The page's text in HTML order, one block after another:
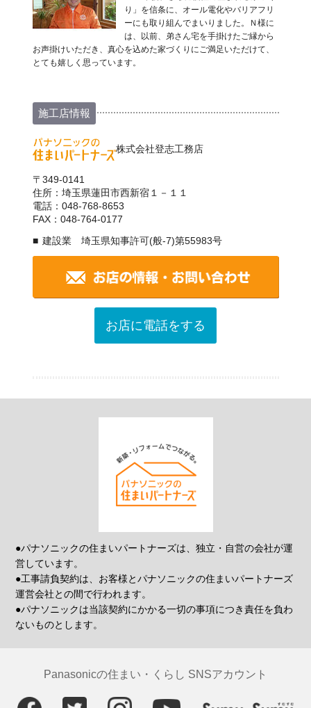
り」を信条に、オール電化やバリアフリ
ーにも取り組んでまいりました。Ｎ様に
は、以前、弟さん宅を手掛けたご縁から
お声掛けいただき、真心を込めた家づくりにご満足いただけて、
とても嬉しく思っています。
施工店情報
株式会社登志工務店
〒349-0141
住所：埼玉県蓮田市西新宿１－１１
電話：048-768-8653
FAX：048-764-0177
建設業 埼玉県知事許可(般-7)第55983号
お店に電話をする
●パナソニックの住まいパートナーズは、独立・自営の会社が運
営しています。
●工事請負契約は、お客様とパナソニックの住まいパートナーズ
運営会社との間で行われます。
●パナソニックは当該契約にかかる一切の事項につき責任を負わ
ないものとします。
Panasonicの住まい・くらし SNSアカウント